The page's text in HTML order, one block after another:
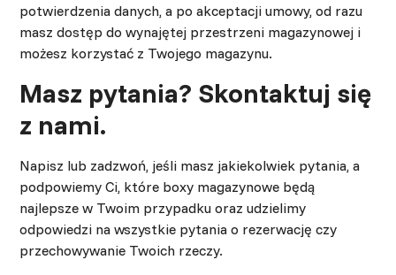
potwierdzenia danych, a po akceptacji umowy, od razu
masz dostęp do wynajętej przestrzeni magazynowej i
możesz korzystać z Twojego magazynu.
Masz pytania? Skontaktuj się
z nami.
Napisz lub zadzwoń, jeśli masz jakiekolwiek pytania, a
podpowiemy Ci, które boxy magazynowe będą
najlepsze w Twoim przypadku oraz udzielimy
odpowiedzi na wszystkie pytania o rezerwację czy
przechowywanie Twoich rzeczy.